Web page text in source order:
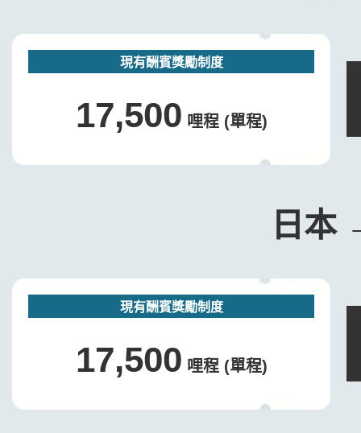
現有酬賓獎勵制度
17,500 哩程 (單程)
日本
現有酬賓獎勵制度
17,500 哩程 (單程)